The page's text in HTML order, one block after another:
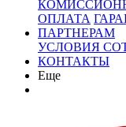
ОПЛАТА
ПАРТНЕРАМ
УСЛОВИЯ
КОНТАКТЫ
Еще